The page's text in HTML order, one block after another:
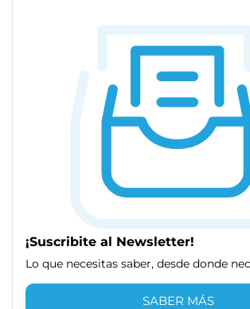
¡Suscribite al Newsletter!
Lo que necesitas saber, desde donde
SABER MÁS